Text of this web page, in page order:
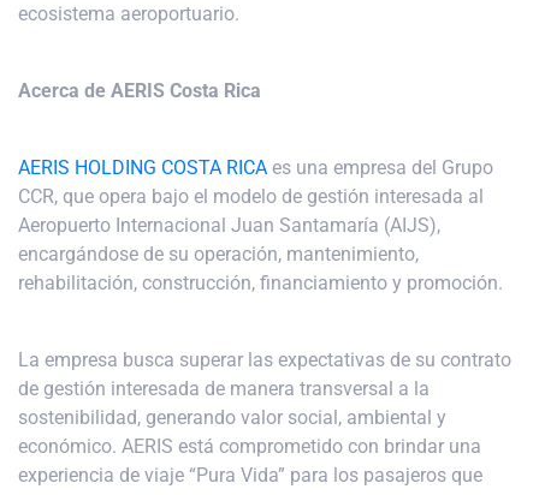
ecosistema aeroportuario.
Acerca de AERIS Costa Rica
AERIS HOLDING COSTA RICA es una empresa del Grupo
CCR, que opera bajo el modelo de gestión interesada al
Aeropuerto Internacional Juan Santamaría (AIJS),
encargándose de su operación, mantenimiento,
rehabilitación, construcción, financiamiento y promoción.
La empresa busca superar las expectativas de su contrato
de gestión interesada de manera transversal a la
sostenibilidad, generando valor social, ambiental y
económico. AERIS está comprometido con brindar una
experiencia de viaje “Pura Vida” para los pasajeros que